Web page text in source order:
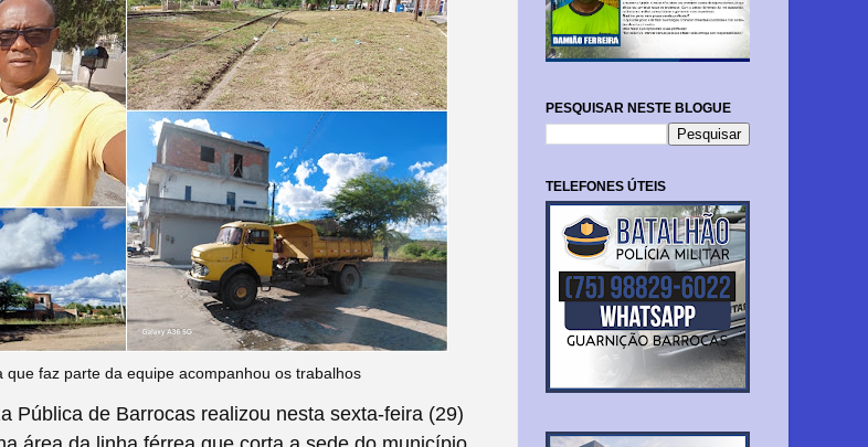
que faz parte da equipe acompanhou os trabalhos
Pública de Barrocas realizou nesta sexta-feira (29)
PESQUISAR NESTE BLOGUE
TELEFONES ÚTEIS